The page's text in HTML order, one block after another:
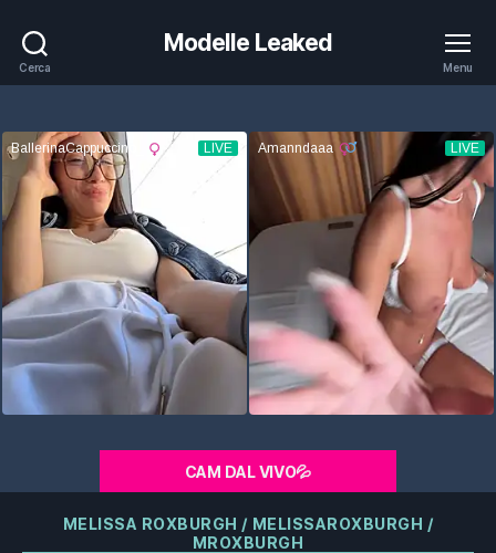
Cerca
Modelle Leaked
Menu
CAM DAL VIVO💦
Categorie
MELISSA ROXBURGH / MELISSAROXBURGH /
MROXBURGH